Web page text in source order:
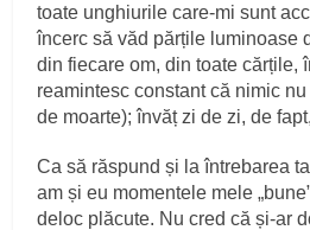
toate unghiurile care-mi sunt
încerc să văd părțile luminoase
din fiecare om, din toate cărțile,
reamintesc constant că nimic
de moarte); învăț zi de zi, de
Ca să răspund și la întrebarea
am și eu momentele mele
deloc plăcute. Nu cred că și-ar